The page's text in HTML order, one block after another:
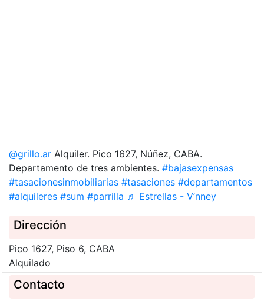
@grillo.ar Alquiler. Pico 1627, Núñez, CABA.
Departamento de tres ambientes. #bajasexpensas
#tasacionesinmobiliarias #tasaciones #departamentos
#alquileres #sum #parrilla ♬ Estrellas - V’nney
Dirección
Pico 1627, Piso 6, CABA
Alquilado
Contacto